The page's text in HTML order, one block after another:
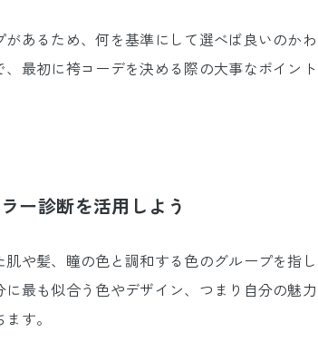
あるため、何を基準にして選べば良いのかわ
最初に袴コーデを決める際の大事なポイント
ー診断を活用しよう
や髪、瞳の色と調和する色のグループを指し
最も似合う色やデザイン、つまり自分の魅力
す。